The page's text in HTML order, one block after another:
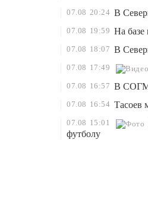
07.08 20:24 В
07.08 19:59 На базе
07.08 18:07 В
07.08 17:49
07.08 16:57 В
07.08 16:54 Тасоев
07.08 15:01
футболу